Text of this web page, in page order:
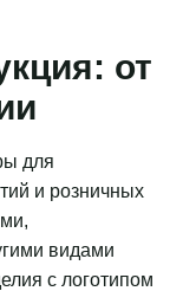
от
для
и розничных
видами
с логотипом